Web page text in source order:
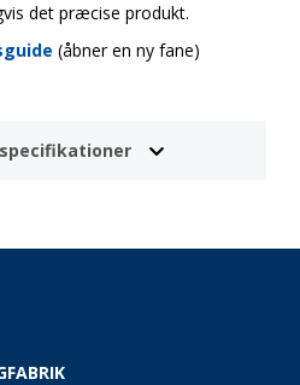
det præcise produkt.
(åbner en ny fane)